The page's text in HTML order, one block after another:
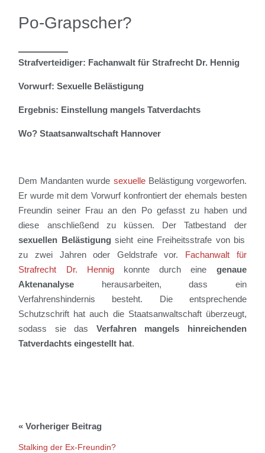
Po-Grapscher?
Strafverteidiger: Fachanwalt für Strafrecht Dr. Hennig
Vorwurf: Sexuelle Belästigung
Ergebnis: Einstellung mangels Tatverdachts
Wo? Staatsanwaltschaft Hannover
Dem Mandanten wurde sexuelle Belästigungvorgeworfen.
Er wurde mit dem Vorwurf konfrontiert der ehemals besten
Freundin seiner Frau an den Po gefasst zu haben und
diese anschließend zu küssen. Der Tatbestand der
sexuellen Belästigungsieht eine Freiheitsstrafe von bis
zu zwei Jahren oder Geldstrafe vor. Fachanwalt für
Strafrecht Dr. Hennigkonnte durch eine genaue
Aktenanalyse herausarbeiten, dass ein
Verfahrenshindernis besteht. Die entsprechende
Schutzschrift hat auch die Staatsanwaltschaft überzeugt,
sodass sie das Verfahren mangels hinreichenden
Tatverdachts eingestellt hat.
Stalking der Ex-Freundin?